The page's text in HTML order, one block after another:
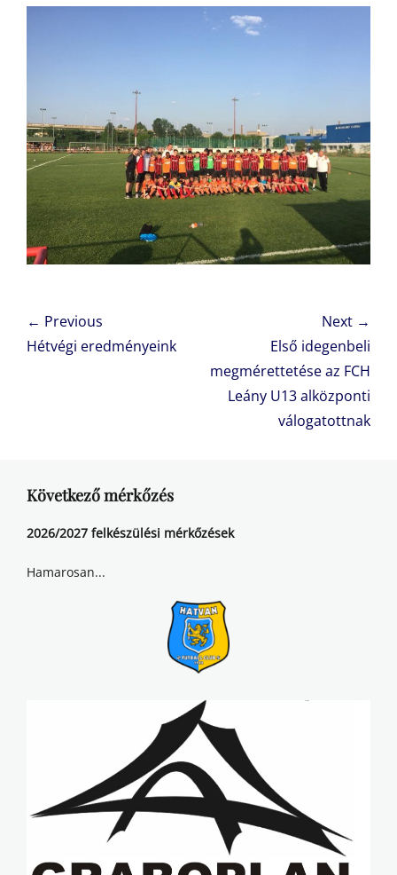
Bejegyzés
navigáció
← Previous
Previous
Hétvégi eredményeink
Next →
post:
Első idegenbeli
megmérettetése az FCH
Leány U13 alközponti
válogatottnak
Következő mérkőzés
2026/2027 felkészülési mérkőzések
Hamarosan...